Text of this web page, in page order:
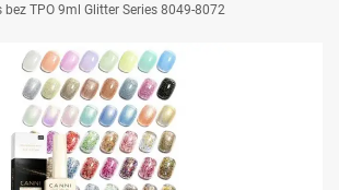
bez TPO 9ml Glitter Series 8049-8072